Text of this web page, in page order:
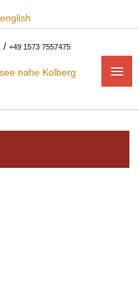
/ +49 1573 7557475